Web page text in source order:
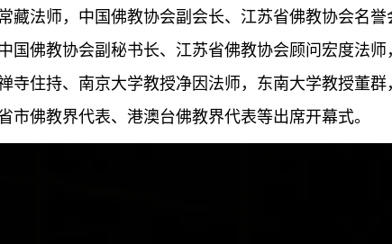
法师，中国佛教协会副会长、江苏省佛教协会名誉
佛教协会副秘书长、江苏省佛教协会顾问宏度法师
住持、南京大学教授净因法师，东南大学教授董群
佛教界代表、港澳台佛教界代表等出席开幕式。